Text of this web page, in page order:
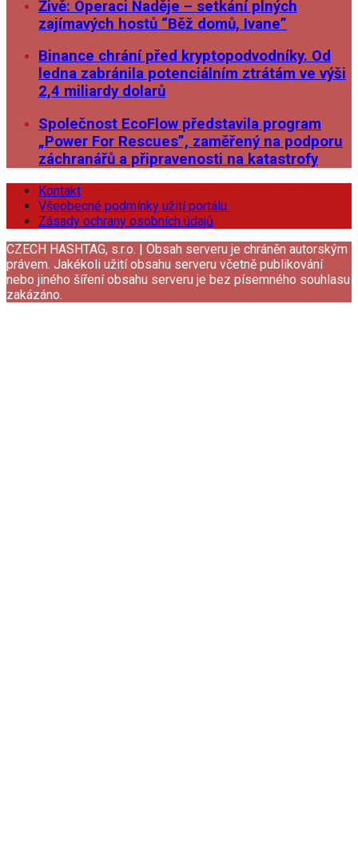
Živě: Operaci Naděje – setkání plných
zajímavých hostů “Běž domů, Ivane”
Binance chrání před kryptopodvodníky. Od
ledna zabránila potenciálním ztrátám ve výši
2,4 miliardy dolarů
Společnost EcoFlow představila program
„Power For Rescues”, zaměřený na podporu
záchranářů a připravenosti na katastrofy
Kontakt
Všeobecné podmínky užití portálu
Zásady ochrany osobních údajů
CZECH HASHTAG, s.r.o. | Obsah serveru je chráněn autorským
právem. Jakékoli užití obsahu serveru včetně publikování
nebo jiného šíření obsahu serveru je bez písemného souhlasu
zakázáno.